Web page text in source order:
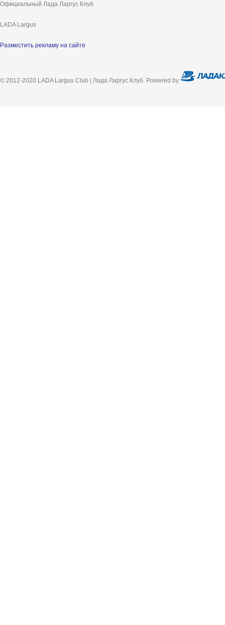
Официальный Лада Ларгус Клуб
LADA Largus
Разместить рекламу на сайте
© 2012-2020 LADA Largus Club | Лада Ларгус Клуб. Powered by